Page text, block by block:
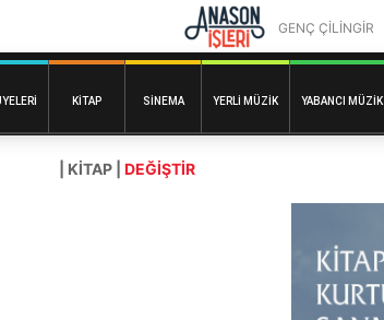
GENÇ ÇİLİNGİR
KITAP SINEMA YERLI MÜZIK YABANCI MÜZIK
| KITAP | DEĞİŞTİR